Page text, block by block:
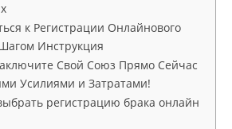
к Регистрации Онлайнового
Инструкция
Свой Союз Прямо Сейчас
Усилиями и Затратами!
регистрацию брака онлайн